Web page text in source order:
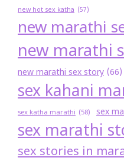
new hot sex katha (57)
new marathi
new marathi
new marathi sex story (66)
sex kahani
sex katha marathi (58) sex
sex marathi
sex stories in